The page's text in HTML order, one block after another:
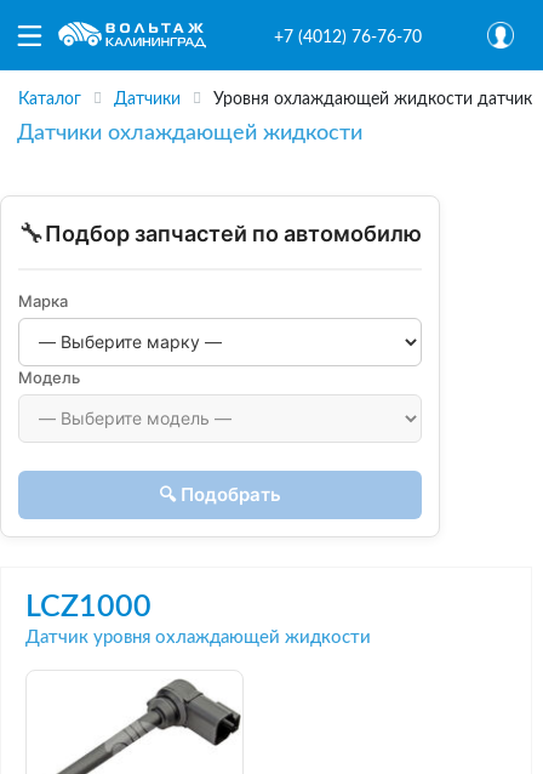
+7 (4012) 76-76-70
Каталог Датчики Уровня охлаждающей жидкости датчик
Датчики охлаждающей жидкости
🔧Подбор запчастей по автомобилю
Марка
Модель
🔍 Подобрать
LCZ1000
Датчик уровня охлаждающей жидкости